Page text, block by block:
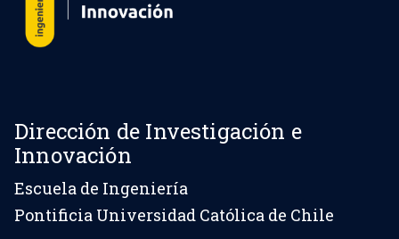
Dirección de Investigación e
Innovación
Escuela de Ingeniería
Pontificia Universidad Católica de Chile